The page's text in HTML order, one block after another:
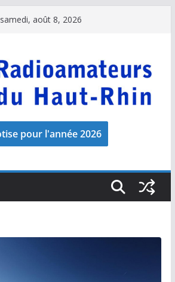
samedi, août 8, 2026